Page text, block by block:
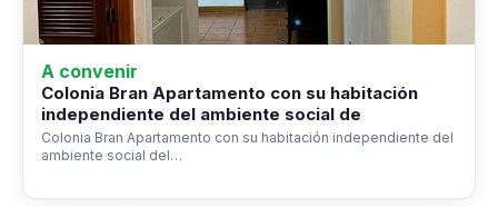
A convenir
Colonia Bran Apartamento con su habitación
independiente del ambiente social de
Colonia Bran Apartamento con su habitación independiente del
ambiente social del…